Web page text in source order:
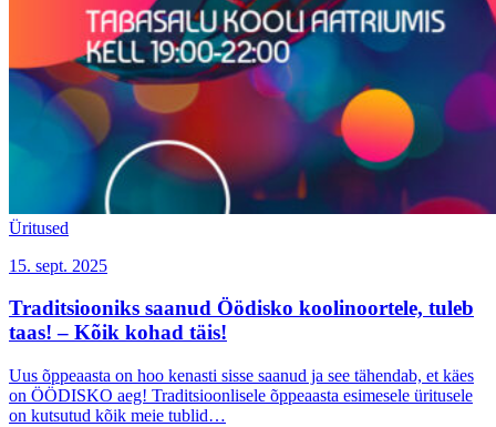
Üritused
15. sept. 2025
Traditsiooniks saanud Öödisko koolinoortele, tuleb
taas! – Kõik kohad täis!
Uus õppeaasta on hoo kenasti sisse saanud ja see tähendab, et käes
on ÖÖDISKO aeg! Traditsioonlisele õppeaasta esimesele üritusele
on kutsutud kõik meie tublid…